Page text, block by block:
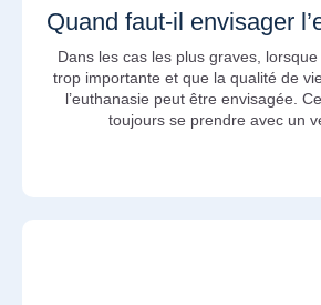
Quand faut-il envisager
Dans les cas les plus graves,
trop importante et que la qualité de
l’euthanasie peut être envisagée.
toujours se prendre avec un